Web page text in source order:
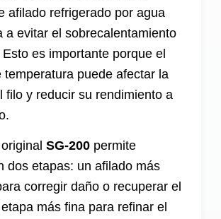
afilado refrigerado por agua
a evitar el sobrecalentamiento
es importante porque el
temperatura puede afectar la
filo y reducir su rendimiento a
SG-200 permite
dos etapas: un afilado más
corregir daño o recuperar el
más fina para refinar el